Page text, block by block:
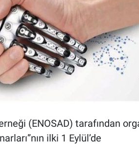
(ENOSAD) tarafından
ilki 1 Eylül’de